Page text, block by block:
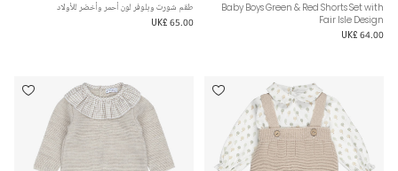
Baby Boys Green & Red Shorts Set with
Fair Isle Design
UK£ 64.00
طقم شورت وبلوفر لون أحمر وأخضر للأولاد
UK£ 65.00